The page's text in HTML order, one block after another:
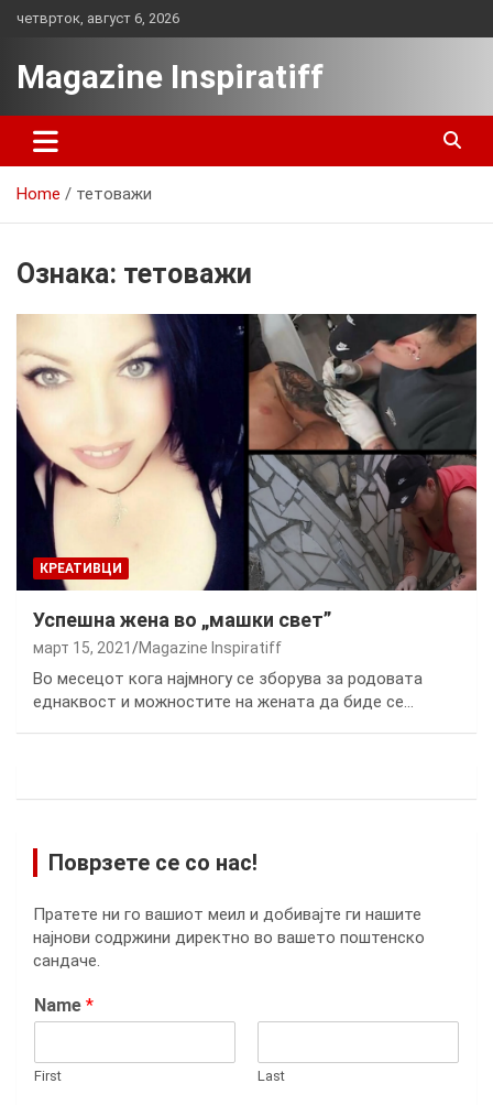
четврток, август 6, 2026
Magazine Inspiratiff
Home тетоважи
Ознака: тетоважи
КРЕАТИВЦИ
Успешна жена во „машки свет”
март 15, 2021 Magazine Inspiratiff
Во месецот кога најмногу се зборува за родовата
еднаквост и можностите на жената да биде се…
Поврзете се со нас!
Пратете ни го вашиот меил и добивајте ги нашите
најнови содржини директно во вашето поштенско
сандаче.
Name *
First Last